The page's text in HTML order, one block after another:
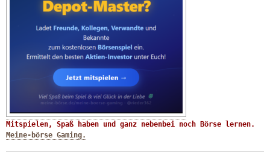
Meine-börse Gaming.